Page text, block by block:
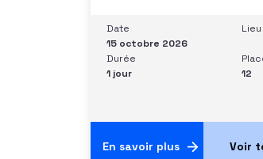
et les discours auprès des
Identifier les situations
arbitrage juridique
aptitudes Comprendre
Date
15 octobre 2026
Lieu
Durée
1 jour
12
En savoir plus